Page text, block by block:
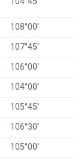
108°00′
107°45′
106°00′
104°00′
105°45′
106°30′
105°00′